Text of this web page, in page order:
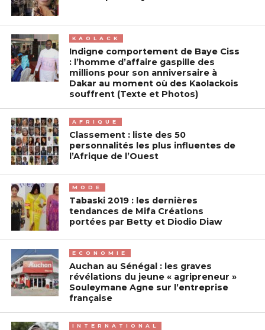
KAOLACK
Indigne comportement de Baye Ciss
: l’homme d’affaire gaspille des
millions pour son anniversaire à
Dakar au moment où des Kaolackois
souffrent (Texte et Photos)
AFRIQUE
Classement : liste des 50
personnalités les plus influentes de
l’Afrique de l’Ouest
MODE
Tabaski 2019 : les dernières
tendances de Mifa Créations
portées par Betty et Diodio Diaw
ECONOMIE
Auchan au Sénégal : les graves
révélations du jeune « agripreneur »
Souleymane Agne sur l’entreprise
française
INTERNATIONAL